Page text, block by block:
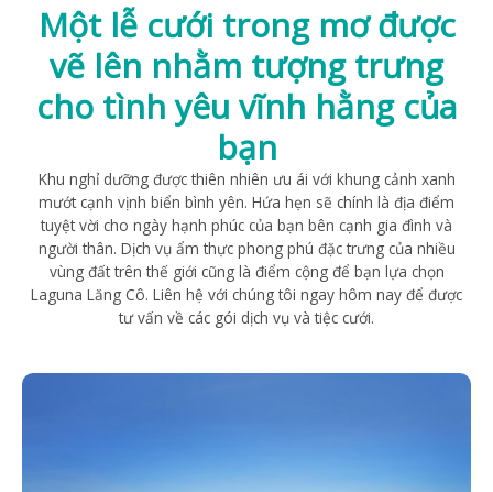
Một lễ cưới trong mơ được
vẽ lên nhằm tượng trưng
cho tình yêu vĩnh hằng của
bạn
Khu nghỉ dưỡng được thiên nhiên ưu ái với khung cảnh xanh
mướt cạnh vịnh biển bình yên. Hứa hẹn sẽ chính là địa điểm
tuyệt vời cho ngày hạnh phúc của bạn bên cạnh gia đình và
người thân. Dịch vụ ẩm thực phong phú đặc trưng của nhiều
vùng đất trên thế giới cũng là điểm cộng để bạn lựa chọn
Laguna Lăng Cô. Liên hệ với chúng tôi ngay hôm nay để được
tư vấn về các gói dịch vụ và tiệc cưới.